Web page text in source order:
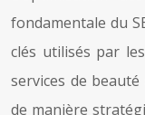
fondamentale du
clés utilisés par
services de
de manière